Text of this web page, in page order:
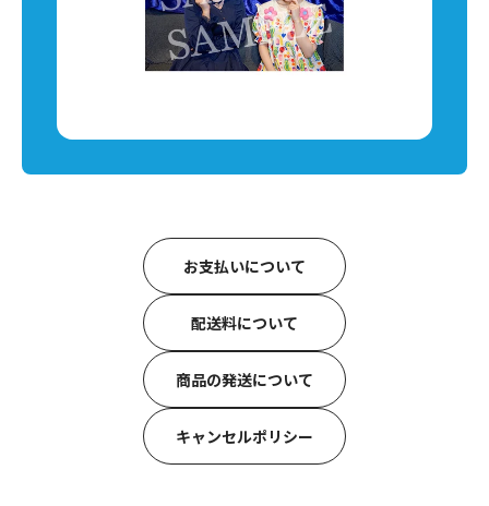
お支払いについて
配送料について
商品の発送について
キャンセルポリシー